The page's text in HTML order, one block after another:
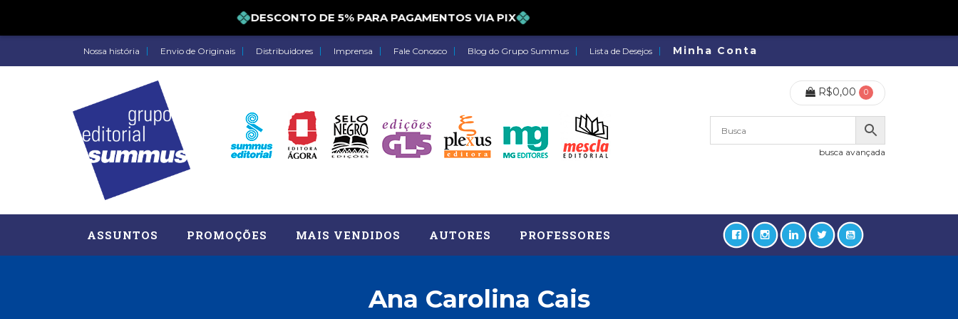
DESCONTO DE 5% PARA PAGAMENTOS VIA PIX
Nossa história Envio de Originais Distribuidores Imprensa Fale Conosco Blog do Grupo Summus Lista de Desejos Minha Conta
R$0,00 0
busca avançada
ASSUNTOS PROMOÇÕES MAIS VENDIDOS AUTORES PROFESSORES
Ana Carolina Cais